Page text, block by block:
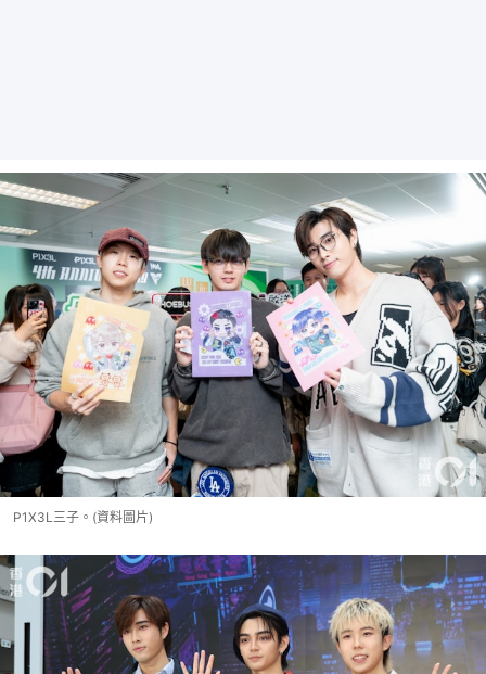
P1X3L三子。(資料圖片)